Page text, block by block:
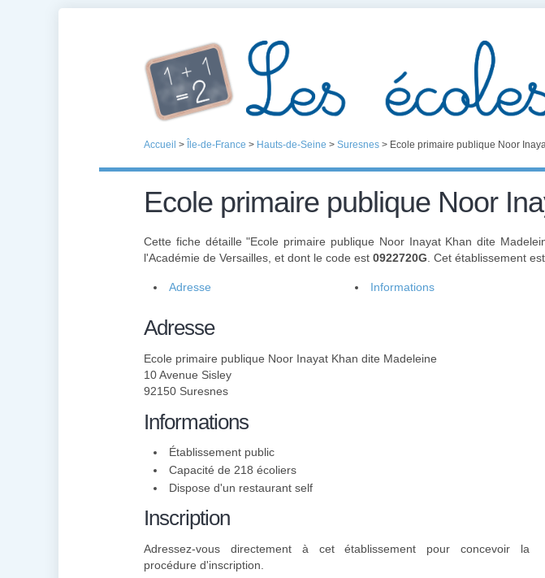
Accueil > Île-de-France > Hauts-de-Seine > Suresnes > Ecole primaire publique Noor
Ecole primaire publique Noor
Cette fiche détaille "Ecole primaire publique Noor Inayat Khan dite
l'Académie de Versailles, et dont le code est 0922720G . Cet établissement est
Adresse Informations
Adresse
Ecole primaire publique Noor Inayat Khan dite Madeleine
10 Avenue Sisley
92150 Suresnes
Informations
Établissement public
Capacité de 218 écoliers
Dispose d'un restaurant self
Inscription
Adressez-vous directement à cet établissement pour concevoir la
procédure d'inscription.